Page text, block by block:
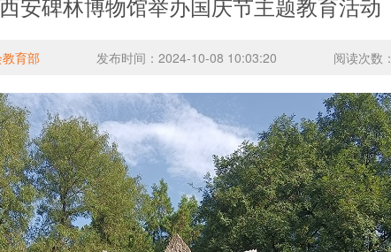
育部 发布时间：2024-10-08 10:03:20 阅读次数：